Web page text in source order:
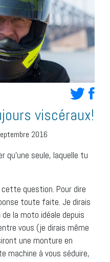
viscéraux!
2016
qu’une seule, laquelle tu
question. Pour dire
toute faite. Je dirais
de la moto idéale depuis
vous (je dirais même
une monture en
machine à vous séduire,